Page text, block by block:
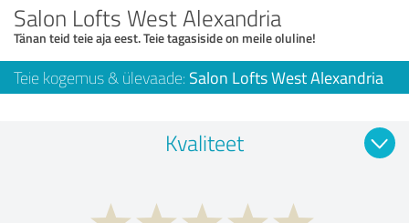
Salon Lofts West Alexandria
Tänan teid teie aja eest. Teie tagasiside on meile oluline!
Teie kogemus & ülevaade: Salon Lofts West Alexandria
Kvaliteet